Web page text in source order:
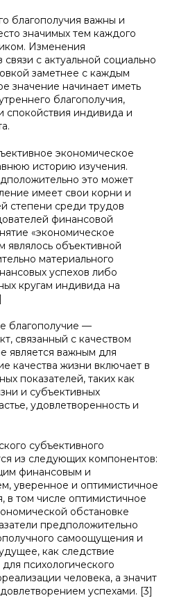
благополучия важны и
значимых тем каждого
Изменения
с актуальной социально
заметнее с каждым
значение начинает иметь
благополучия,
спокойствия индивида и
экономическое
историю изучения.
это может
имеет свои корни и
степени среди трудов
финансовой
«экономическое
являлось объективной
материального
успехов либо
кругам индивида на
благополучие —
связанный с качеством
является важным для
качества жизни включает в
показателей, таких как
и субъективных
удовлетворенность и
субъективного
из следующих компонентов:
финансовым и
уверенное и оптимистичное
в том числе оптимистичное
обстановке
предположительно
самоощущения и
как следствие
психологического
человека, а значит
успехами. [3]